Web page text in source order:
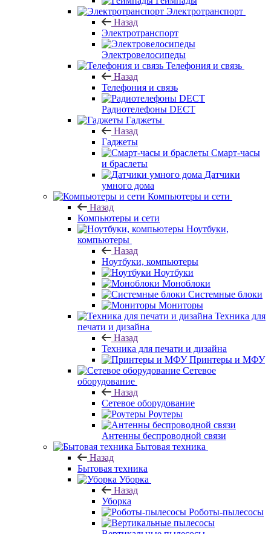
Электротранспорт
Назад
Электротранспорт
Электровелосипеды
Телефония и связь
Назад
Телефония и связь
Радиотелефоны DECT
Гаджеты
Назад
Гаджеты
Смарт-часы
и браслеты
Датчики
умного дома
Компьютеры и сети
Назад
Компьютеры и сети
Ноутбуки,
компьютеры
Назад
Ноутбуки, компьютеры
Ноутбуки
Моноблоки
Системные блоки
Мониторы
Техника для
печати и дизайна
Назад
Техника для печати и дизайна
Принтеры и МФУ
Сетевое
оборудование
Назад
Сетевое оборудование
Роутеры
Антенны беспроводной связи
Бытовая техника
Назад
Бытовая техника
Уборка
Назад
Уборка
Роботы-пылесосы